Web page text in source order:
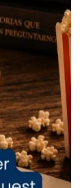
Catedral
lloc la
al
i als